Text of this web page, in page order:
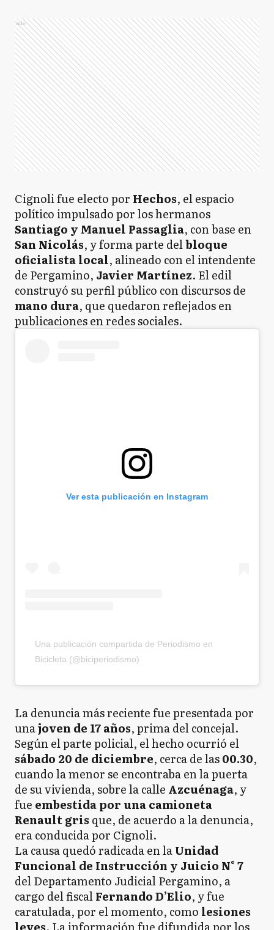
Ads
Cignoli fue electo por Hechos, el espacio
político impulsado por los hermanos
Santiago y Manuel Passaglia, con base en
San Nicolás, y forma parte delbloque
oficialista local, alineado con el intendente
de Pergamino, Javier Martínez. El edil
construyó su perfil público con discursos de
mano dura, que quedaron reflejados en
publicaciones en redes sociales.
Ver esta publicación en Instagram
Una publicación compartida de Periodismo en
Bicicleta (@biciperiodismo)
La denuncia más reciente fue presentada por
unajoven de 17 años, prima del concejal.
Según el parte policial, el hecho ocurrió el
sábado 20 de diciembre, cerca de las00.30,
cuando la menor se encontraba en la puerta
de su vivienda, sobre la calle Azcuénaga, y
fue embestida por una camioneta
Renault gris que, de acuerdo a la denuncia,
era conducida por Cignoli.
La causa quedó radicada en laUnidad
Funcional de Instrucción y Juicio N° 7
del Departamento Judicial Pergamino, a
cargo del fiscalFernando D’Elio, y fue
caratulada, por el momento, como lesiones
leves. La información fue difundida por los